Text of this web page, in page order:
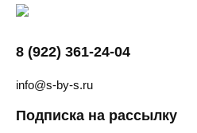
8 (922) 361-24-04
info@s-by-s.ru
Подписка на рассылку